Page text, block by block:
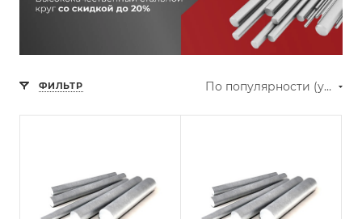
ФИЛЬТР По популярности (убывание)